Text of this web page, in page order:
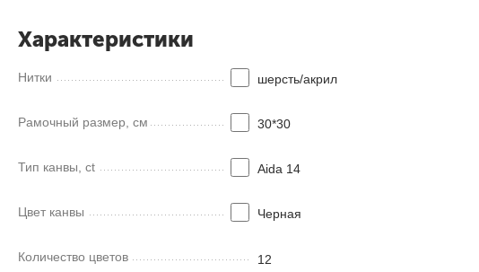
Характеристики
Нитки шерсть/акрил
Рамочный размер, см 30*30
Тип канвы, ct Aida 14
Цвет канвы Черная
Количество цветов 12